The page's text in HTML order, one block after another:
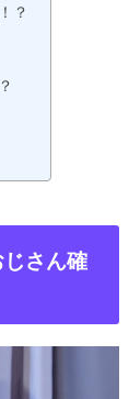
？
さん確